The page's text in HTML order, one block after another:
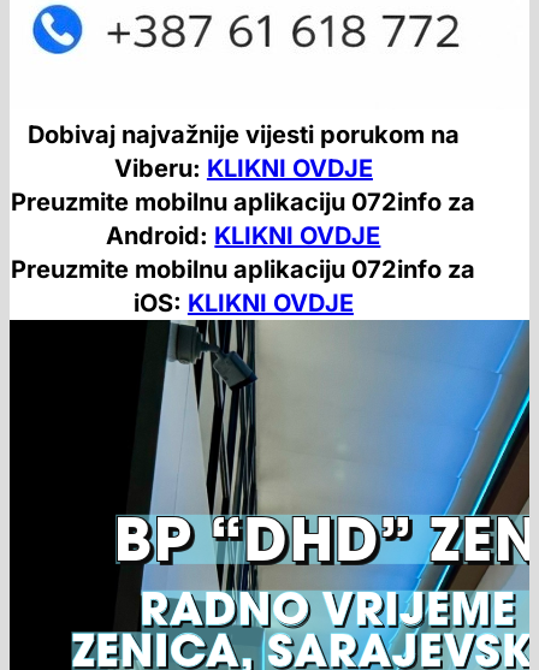
Dobivaj najvažnije vijesti porukom na
Viberu: KLIKNI OVDJE
Preuzmite mobilnu aplikaciju 072info za
Android: KLIKNI OVDJE
Preuzmite mobilnu aplikaciju 072info za
iOS: KLIKNI OVDJE